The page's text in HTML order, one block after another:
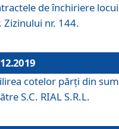
de închiriere
Zizinului nr. 144.
cotelor părți din
S.C. RIAL S.R.L.